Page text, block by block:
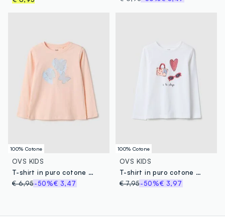
100% Cotone
OVS KIDS
T-shirt in puro cotone rosa con farfalle per bambina
€ 6,95-50%€ 3,47
100% Cotone
OVS KIDS
T-shirt in puro cotone bianca per bambina regular fit
€ 7,95-50%€ 3,97